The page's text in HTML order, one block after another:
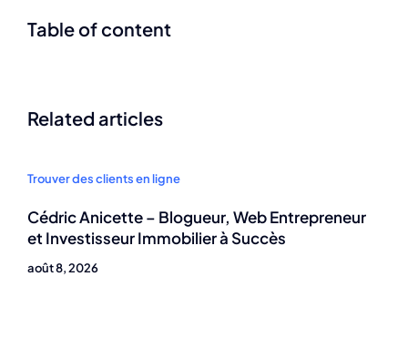
Table of content
Related articles
Trouver des clients en ligne
Cédric Anicette – Blogueur, Web Entrepreneur
et Investisseur Immobilier à Succès
août 8, 2026